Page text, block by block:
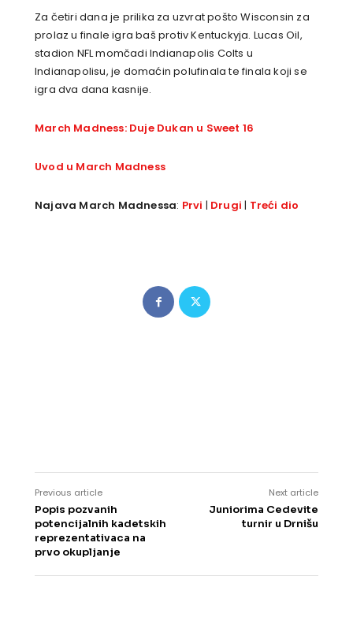
Za četiri dana je prilika za uzvrat pošto Wisconsin za
prolaz u finale igra baš protiv Kentuckyja. Lucas Oil,
stadion NFL momčadi Indianapolis Colts u
Indianapolisu, je domaćin polufinala te finala koji se
igra dva dana kasnije.
March Madness: Duje Dukan u Sweet 16
Uvod u March Madness
Najava March Madnessa: Prvi | Drugi | Treći dio
Previous article
Popis pozvanih
potencijalnih kadetskih
reprezentativaca na
prvo okupljanje
Next article
Juniorima Cedevite
turnir u Drnišu